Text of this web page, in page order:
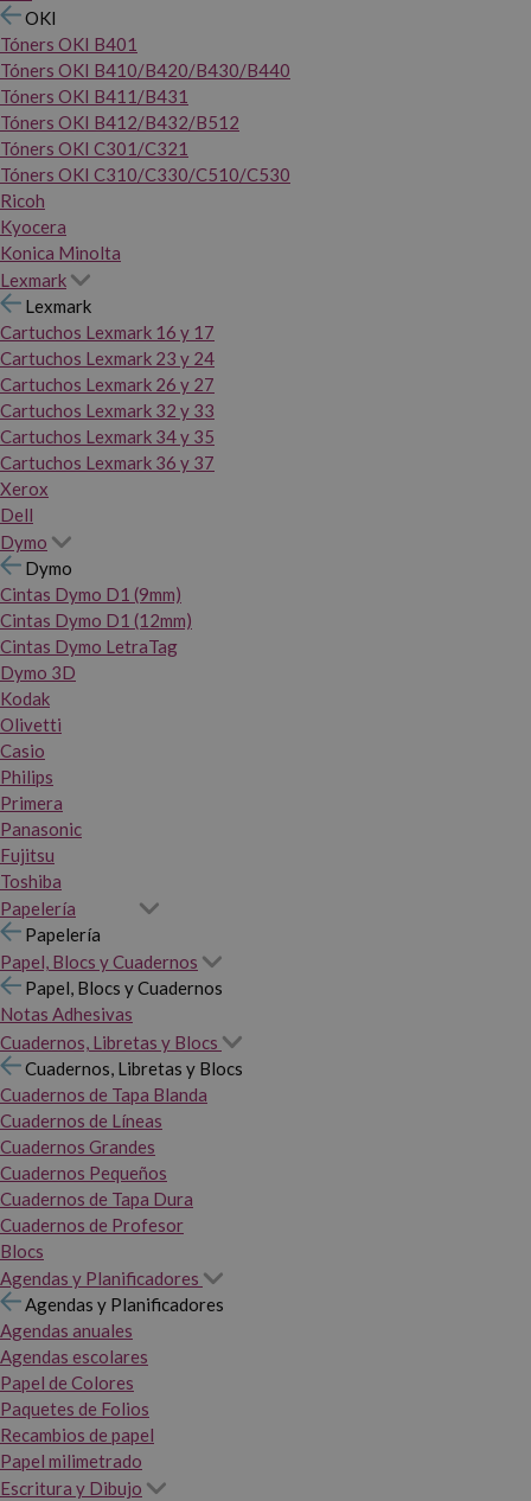
OKI
Tóners OKI B401
Tóners OKI B410/B420/B430/B440
Tóners OKI B411/B431
Tóners OKI B412/B432/B512
Tóners OKI C301/C321
Tóners OKI C310/C330/C510/C530
Ricoh
Kyocera
Konica Minolta
Lexmark
Lexmark
Cartuchos Lexmark 16 y 17
Cartuchos Lexmark 23 y 24
Cartuchos Lexmark 26 y 27
Cartuchos Lexmark 32 y 33
Cartuchos Lexmark 34 y 35
Cartuchos Lexmark 36 y 37
Xerox
Dell
Dymo
Dymo
Cintas Dymo D1 (9mm)
Cintas Dymo D1 (12mm)
Cintas Dymo LetraTag
Dymo 3D
Kodak
Olivetti
Casio
Philips
Primera
Panasonic
Fujitsu
Toshiba
Papelería
Papelería
Papel, Blocs y Cuadernos
Papel, Blocs y Cuadernos
Notas Adhesivas
Cuadernos, Libretas y Blocs
Cuadernos, Libretas y Blocs
Cuadernos de Tapa Blanda
Cuadernos de Líneas
Cuadernos Grandes
Cuadernos Pequeños
Cuadernos de Tapa Dura
Cuadernos de Profesor
Blocs
Agendas y Planificadores
Agendas y Planificadores
Agendas anuales
Agendas escolares
Papel de Colores
Paquetes de Folios
Recambios de papel
Papel milimetrado
Escritura y Dibujo